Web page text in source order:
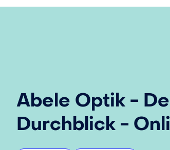
Abele Optik -
Durchblick -